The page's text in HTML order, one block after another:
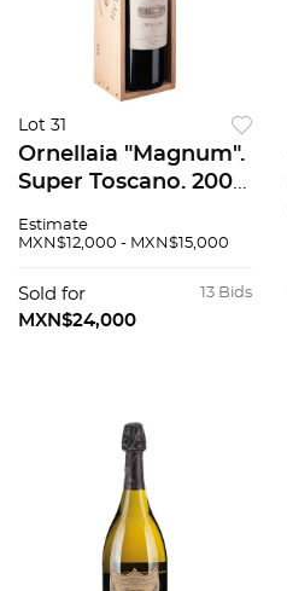
Lot 31
Ornellaia "Magnum".
Super Toscano. 2006.
Italia. Nivel: llenado
Estimate
MXN$12,000 - MXN$15,000
13 Bids
Sold for
MXN$24,000